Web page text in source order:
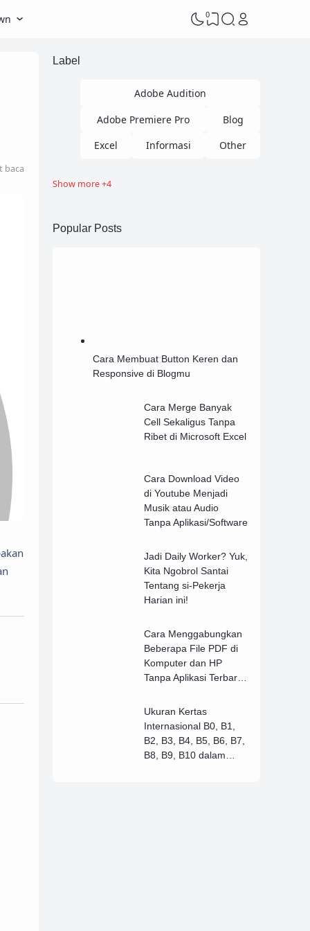
0
baca
Label
Adobe Audition
Adobe Premiere Pro
Blog
Excel
Informasi Other
Show more +4
Popular Posts
Cara Membuat Button Keren dan
Responsive di Blogmu
Cara Merge Banyak
Cell Sekaligus Tanpa
Ribet di Microsoft Excel
Cara Download Video
di Youtube Menjadi
Musik atau Audio
Tanpa Aplikasi/Software
Jadi Daily Worker? Yuk,
Kita Ngobrol Santai
Tentang si-Pekerja
Harian ini!
Cara Menggabungkan
Beberapa File PDF di
Komputer dan HP
Tanpa Aplikasi Terbaru
Ukuran Kertas
Internasional B0, B1,
B2, B3, B4, B5, B6, B7,
B8, B9, B10 dalam